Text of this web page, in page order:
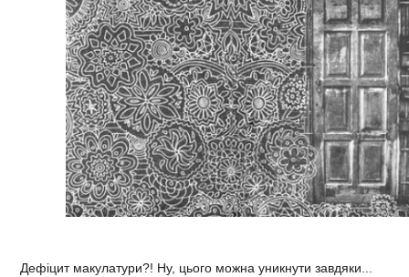
Дефіцит макулатури?! Ну, цього можна уникнути завдяки...